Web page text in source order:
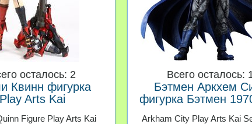
осталось: 2
Квинн фигурка
Play Arts Kai
Figure Play Arts Kai
Всего осталось:
Бэтмен Аркхем
фигурка Бэтмен
Arkham City Play Arts Kai